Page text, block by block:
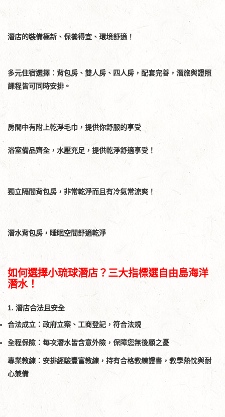
潛店的裝備極新、保養得宜、環境舒適！
多元住宿選擇：背包房、雙人房、四人房，配套完善，潛旅與證照
課程皆可同時安排。
房間中有附上乾淨毛巾，提供你舒服的享受
浴室備品齊全，水壓充足，提供乾淨舒適享受！
獨立隔間背包房，非常乾淨而且有冷氣常涼爽！
潛水背包房，睡眠空間舒適乾淨
如何選擇小琉球潛店？三大指標選自由島海洋
潛水！
1. 潛店合法且安全
合法成立：政府立案、工商登記，符合法規
全程保險：每次潛水皆含意外險，保障您無後顧之憂
專業教練：安排經驗豐富教練，持有合格教練證書，教學熱忱與耐
心兼備